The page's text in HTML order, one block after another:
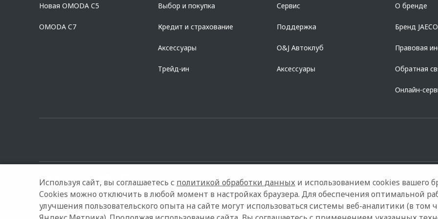
platformId=alfasiteКредит предоставляет АО Альфа-Банк. ИНН 7728168971 ОГРН 1027700067328 место нахождение 107078, г. Москва, ул.
Новая OMODA C5
OMODA C7
Выбор и покупка
Кредит и страхование
Аксессуары
Трейд-ин
Сервис
Поддержка
O&J Автоклуб
Аксессуары
О бренде
Бренд
Правовая
Обратная
Онлайн-
© 2026 АГАТ Ставрополь Модельный ряд Архивные модели Контакты Правовая информация
Используя сайт, вы соглашаетесь с политикой обработки данных и использованием cookies вашего
Cookies можно отключить в любой момент в настройках браузера. Для обеспечения оптимальной
улучшения пользовательского опыта на сайте могут использоваться системы веб-аналитики (в том